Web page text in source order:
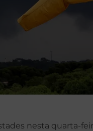
nesta quarta-